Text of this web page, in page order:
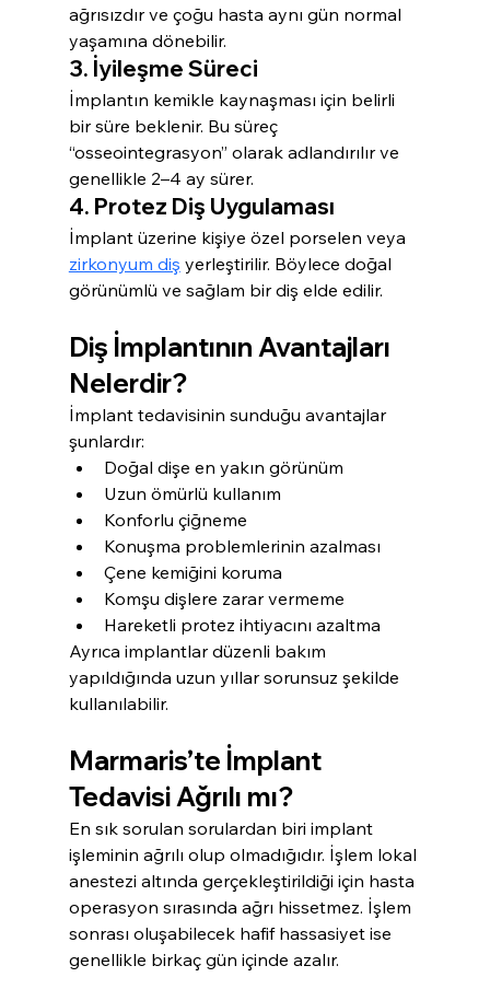
ağrısızdır ve çoğu hasta aynı gün normal
yaşamına dönebilir.
3. İyileşme Süreci
İmplantın kemikle kaynaşması için belirli
bir süre beklenir. Bu süreç
“osseointegrasyon” olarak adlandırılır ve
genellikle 2–4 ay sürer.
4. Protez Diş Uygulaması
İmplant üzerine kişiye özel porselen veya
zirkonyum diş yerleştirilir. Böylece doğal
görünümlü ve sağlam bir diş elde edilir.
Diş İmplantının Avantajları
Nelerdir?
İmplant tedavisinin sunduğu avantajlar
şunlardır:
Doğal dişe en yakın görünüm
Uzun ömürlü kullanım
Konforlu çiğneme
Konuşma problemlerinin azalması
Çene kemiğini koruma
Komşu dişlere zarar vermeme
Hareketli protez ihtiyacını azaltma
Ayrıca implantlar düzenli bakım
yapıldığında uzun yıllar sorunsuz şekilde
kullanılabilir.
Marmaris’te İmplant
Tedavisi Ağrılı mı?
En sık sorulan sorulardan biri implant
işleminin ağrılı olup olmadığıdır. İşlem lokal
anestezi altında gerçekleştirildiği için hasta
operasyon sırasında ağrı hissetmez. İşlem
sonrası oluşabilecek hafif hassasiyet ise
genellikle birkaç gün içinde azalır.